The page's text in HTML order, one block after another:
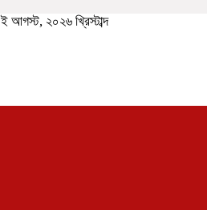
আগস্ট, ২০২৬ খ্রিস্টাব্দ